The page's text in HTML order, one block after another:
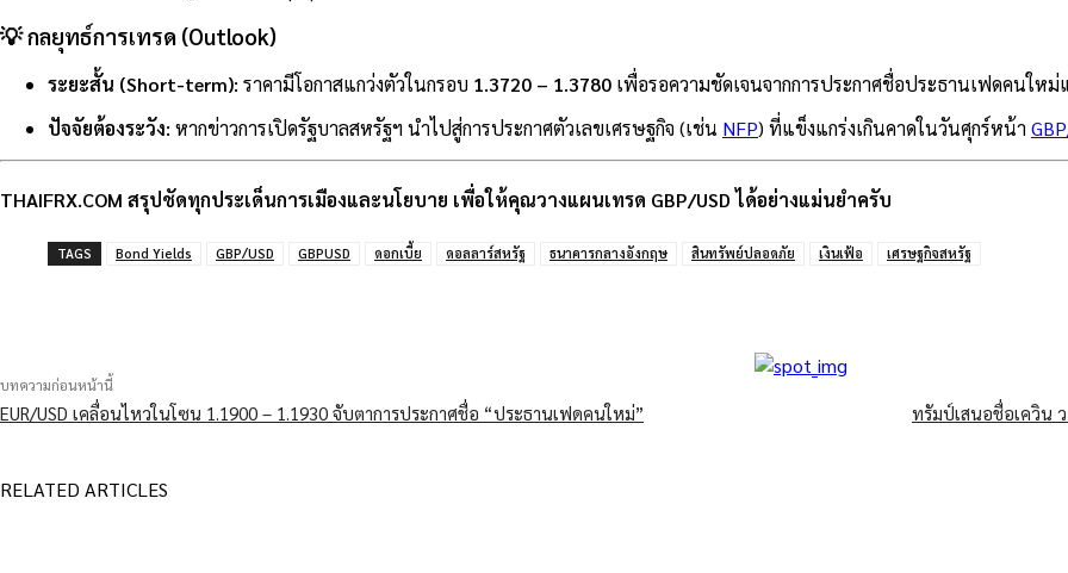
💡 กลยุทธ์การเทรด (Outlook)
ระยะสั้น (Short-term): ราคามีโอกาสแกว่งตัวในกรอบ 1.3720 – 1.3780 เพื่อรอความชัดเจนจากการประกาศชื่อประธานเฟดคนใหม่
ปัจจัยต้องระวัง: หากข่าวการเปิดรัฐบาลสหรัฐฯ นำไปสู่การประกาศตัวเลขเศรษฐกิจ (เช่น NFP) ที่แข็งแกร่งเกินคาดในวันศุกร์หน้า
THAIFRX.COM สรุปชัดทุกประเด็นการเมืองและนโยบาย เพื่อให้คุณวางแผนเทรด GBP/USD ได้อย่างแม่นยำครับ
TAGS Bond Yields GBP/USD GBPUSD ดอกเบี้ย ดอลลาร์สหรัฐ ธนาคารกลางอังกฤษ สินทรัพย์ปลอดภัย เงินเฟ้อ เศรษฐกิจสหรัฐ
บทความก่อนหน้านี้
EUR/USD เคลื่อนไหวในโซน 1.1900 – 1.1930 จับตาการประกาศชื่อ “ประธานเฟดคนใหม่” ทรัมป์เสนอชื่อเควิน
RELATED ARTICLES